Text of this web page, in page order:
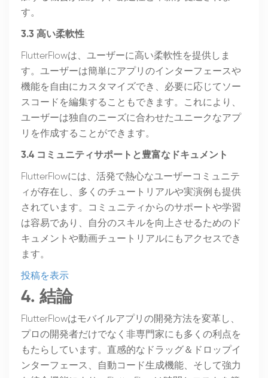
す。
3.3 高い柔軟性
FlutterFlowは、ユーザーに高い柔軟性を提供しま
す。ユーザーは簡単にアプリのインターフェースや
機能を自由にカスタマイズでき、必要に応じてソー
スコードを編集することもできます。これにより、
ユーザーは独自のニーズに合わせたユニークなアプ
リを作成することができます。
3.4 コミュニティサポートと豊富なドキュメント
FlutterFlowには、活発で熱心なユーザーコミュニテ
ィが存在し、多くのチュートリアルや実演例も提供
されています。コミュニティからのサポートや学習
は容易であり、自分のスキルを向上させるためのド
キュメントや動画チュートリアルにもアクセスでき
ます。
投稿を表示
4. 結論
FlutterFlowはモバイルアプリの開発方法を変革し、
プロの開発者だけでなく非専門家にも多くの利点を
もたらしています。直感的なドラッグ＆ドロップイ
ンターフェース、自動コード生成機能、そして強力